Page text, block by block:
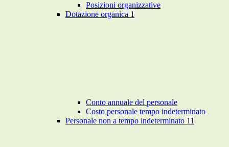
Posizioni organizzative
Dotazione organica 1
Conto annuale del personale
Costo personale tempo indeterminato
Personale non a tempo indeterminato 11